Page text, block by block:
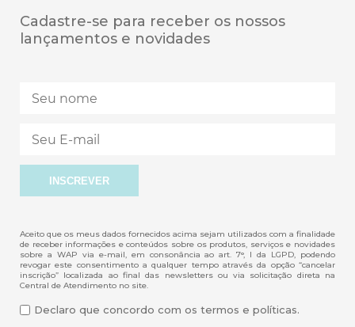
Cadastre-se para receber os nossos
lançamentos e novidades
Aceito que os meus dados fornecidos acima sejam utilizados com a finalidade
de receber informações e conteúdos sobre os produtos, serviços e novidades
sobre a WAP via e-mail, em consonância ao art. 7°, I da LGPD, podendo
revogar este consentimento a qualquer tempo através da opção “cancelar
inscrição” localizada ao final das newsletters ou via solicitação direta na
Central de Atendimento no site.
Declaro que concordo com os termos e políticas.